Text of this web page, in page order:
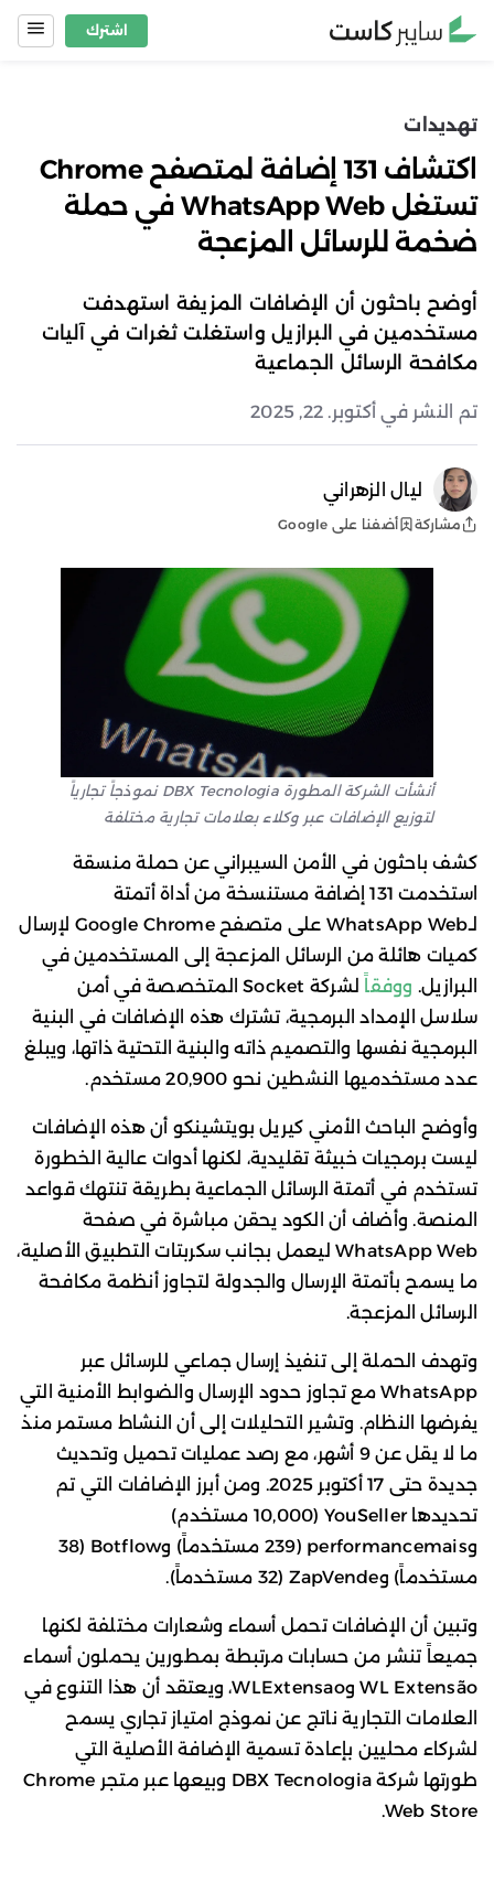
Skip
اشترك
تهديدات
اكتشاف 131 إضافة لمتصفح Chrome
تستغل WhatsApp Web في حملة
ضخمة للرسائل المزعجة
أوضح باحثون أن الإضافات المزيفة استهدفت
مستخدمين في البرازيل واستغلت ثغرات في آليات
مكافحة الرسائل الجماعية
تم النشر في أكتوبر. 22, 2025
ليال الزهراني
مشاركة أضفنا على Google
أنشأت الشركة المطورة DBX Tecnologia نموذجاً تجارياً
لتوزيع الإضافات عبر وكلاء بعلامات تجارية مختلفة
كشف باحثون في الأمن السيبراني عن حملة منسقة
استخدمت 131 إضافة مستنسخة من أداة أتمتة
لـWhatsApp Web على متصفح Google Chrome لإرسال
كميات هائلة من الرسائل المزعجة إلى المستخدمين في
البرازيل. ووفقاً
لشركة Socket المتخصصة في أمن
سلاسل الإمداد البرمجية، تشترك هذه الإضافات في البنية
البرمجية نفسها والتصميم ذاته والبنية التحتية ذاتها، ويبلغ
عدد مستخدميها النشطين نحو 20,900 مستخدم.
وأوضح الباحث الأمني كيريل بويتشينكو أن هذه الإضافات
ليست برمجيات خبيثة تقليدية، لكنها أدوات عالية الخطورة
تستخدم في أتمتة الرسائل الجماعية بطريقة تنتهك قواعد
المنصة. وأضاف أن الكود يحقن مباشرة في صفحة
WhatsApp Web ليعمل بجانب سكربتات التطبيق الأصلية،
ما يسمح بأتمتة الإرسال والجدولة لتجاوز أنظمة مكافحة
الرسائل المزعجة.
وتهدف الحملة إلى تنفيذ إرسال جماعي للرسائل عبر
WhatsApp مع تجاوز حدود الإرسال والضوابط الأمنية التي
يفرضها النظام. وتشير التحليلات إلى أن النشاط مستمر منذ
ما لا يقل عن 9 أشهر، مع رصد عمليات تحميل وتحديث
جديدة حتى 17 أكتوبر 2025. ومن أبرز الإضافات التي تم
تحديدها YouSeller (10,000 مستخدم)
وperformancemais (239 مستخدماً) وBotflow (38
مستخدماً) وZapVende (32 مستخدماً).
وتبين أن الإضافات تحمل أسماء وشعارات مختلفة لكنها
جميعاً تنشر من حسابات مرتبطة بمطورين يحملون أسماء
WL Extensão وWLExtensao، ويعتقد أن هذا التنوع في
العلامات التجارية ناتج عن نموذج امتياز تجاري يسمح
لشركاء محليين بإعادة تسمية الإضافة الأصلية التي
طورتها شركة DBX Tecnologia وبيعها عبر متجر Chrome
Web Store.